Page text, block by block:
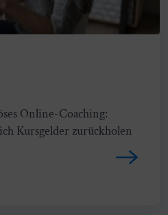
Online-Coaching:
Kursgelder zurückholen